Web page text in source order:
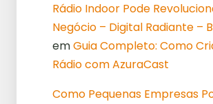
Rádio Indoor Pode
Negócio – Digital Radiante –
emGuia Completo: Como
Rádio com AzuraCast
Como Pequenas Empresas